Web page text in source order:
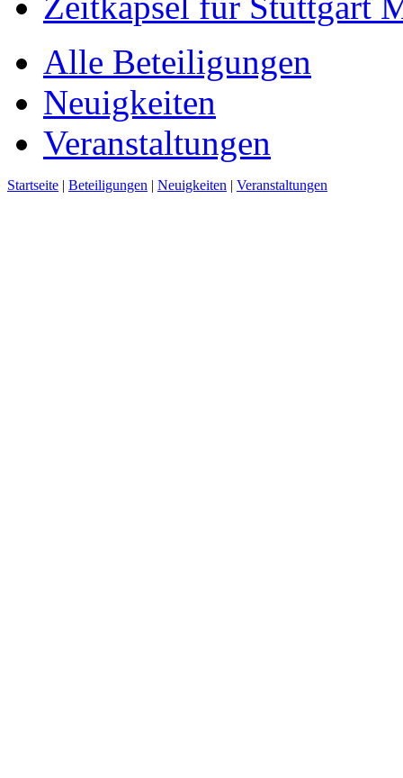
Alle Beteiligungen
Neuigkeiten
Veranstaltungen
Startseite | Beteiligungen | Neuigkeiten | Veranstaltungen